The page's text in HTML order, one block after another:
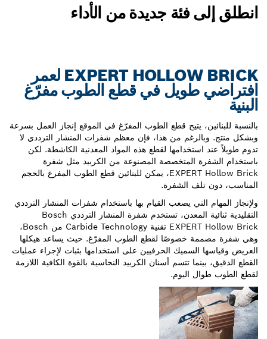
انطلق إلى فئة جديدة من الأداء
EXPERT HOLLOW BRICK لعمر
افتراضي طويل في قطع الطوب مفرّغ
البنية
بالنسبة للبنائين، يتيح قطع الطوب المفرّغ في الموقع إنجاز العمل بسرعة
وبشكل منتج. وبالرغم من هذا، فإن معظم شفرات المنشار الترددي لا
تدوم طويلاً عند استخدامها لقطع هذه المواد المعدنية الكاشطة. لكن
باستخدام الشفرة المتخصصة المصنوعة من الكربيد مثل شفرة
EXPERT Hollow Brick، يمكن للبنائين قطع الطوب المفرغ بالحجم
المناسب، دون تلف الشفرة.
ولإنجاز المهام التي يصعب القيام بها باستخدام شفرات المنشار الترددي
التقليدية ثنائية المعدن، تستخدم شفرة المنشار الترددي Bosch
EXPERT Hollow Brick تقنية Carbide Technology من Bosch،
وهي شفرة مصممة خصوصًا لقطع الطوب المفرّغ. حيث يساعد هيكلها
العريض وقياسها السميك الحرفيين على استخدامها بثبات لإجراء عمليات
القطع الدقيق، بينما تتسم أسنان الكربيد النحاسية بالقوة الكافية اللازمة
لقطع الطوب طوال اليوم.